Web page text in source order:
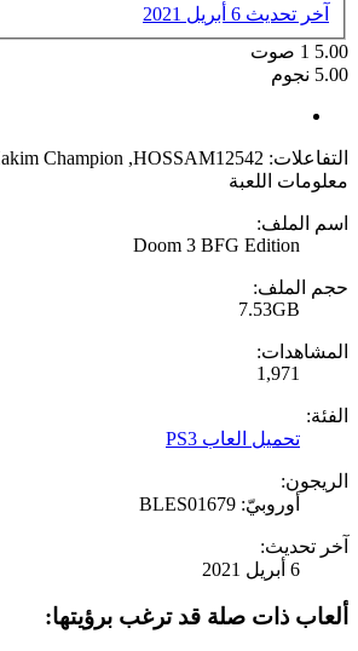
آخر تحديث 6 أبريل 2021
5.00
1 صوت
5.00 نجوم
التفاعلات: HOSSAM12542
,
Champion
معلومات اللعبة
اسم الملف:
Doom 3 BFG Edition
حجم الملف:
7.53GB
المشاهدات:
1,971
الفئة:
تحميل العاب PS3
الريجون:
أوروبيّ: BLES01679
آخر تحديث:
6 أبريل 2021
ألعاب ذات صلة قد ترغب برؤيتها: